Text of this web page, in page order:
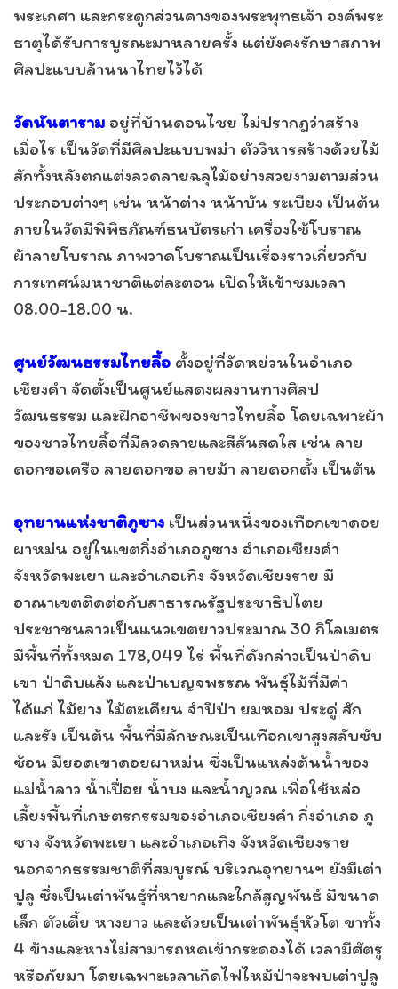
พระเกศา และกระดูกส่วนคางของพระพุทธเจ้า องค์พระ
ธาตุได้รับการบูรณะมาหลายครั้ง แต่ยังคงรักษาสภาพ
ศิลปะแบบล้านนาไทยไว้ได้
วัดนันตาราม อยู่ที่บ้านดอนไชย ไม่ปรากฎว่าสร้าง
เมื่อไร เป็นวัดที่มีศิลปะแบบพม่า ตัววิหารสร้างด้วยไม้
สักทั้งหลังตกแต่งลวดลายฉลุไม้อย่างสวยงามตามส่วน
ประกอบต่างๆ เช่น หน้าต่าง หน้าบัน ระเบียง เป็นต้น
ภายในวัดมีพิพิธภัณฑ์ธนบัตรเก่า เครื่องใช้โบราณ
ผ้าลายโบราณ ภาพวาดโบราณเป็นเรื่องราวเกี่ยวกับ
การเทศน์มหาชาติแต่ละตอน เปิดให้เข้าชมเวลา
08.00-18.00 น.
ศูนย์วัฒนธรรมไทยลื้อ ตั้งอยู่ที่วัดหย่วนในอำเภอ
เชียงคำ จัดตั้งเป็นศูนย์แสดงผลงานทางศิลป
วัฒนธรรม และฝึกอาชีพของชาวไทยลื้อ โดยเฉพาะผ้า
ของชาวไทยลื้อที่มีลวดลายและสีสันสดใส เช่น ลาย
ดอกขอเครือ ลายดอกขอ ลายม้า ลายดอกตั้ง เป็นต้น
อุทยานแห่งชาติภูซาง เป็นส่วนหนึ่งของเทือกเขาดอย
ผาหม่น อยู่ในเขตกิ่งอำเภอภูซาง อำเภอเชียงคำ
จังหวัดพะเยา และอำเภอเทิง จังหวัดเชียงราย มี
อาณาเขตติดต่อกับสาธารณรัฐประชาธิปไตย
ประชาชนลาวเป็นแนวเขตยาวประมาณ 30 กิโลเมตร
มีพื้นที่ทั้งหมด 178,049 ไร่ พื้นที่ดังกล่าวเป็นป่าดิบ
เขา ป่าดิบแล้ง และป่าเบญจพรรณ พันธุ์ไม้ที่มีค่า
ได้แก่ ไม้ยาง ไม้ตะเคียน จำปีป่า ยมหอม ประดู่ สัก
และรัง เป็นต้น พื้นที่มีลักษณะเป็นเทือกเขาสูงสลับซับ
ซ้อน มียอดเขาดอยผาหม่น ซึ่งเป็นแหล่งต้นน้ำของ
แม่น้ำลาว น้ำเปื่อย น้ำบง และน้ำญวณ เพื่อใช้หล่อ
เลี้ยงพื้นที่เกษตรกรรมของอำเภอเชียงคำ กิ่งอำเภอ ภู
ซาง จังหวัดพะเยา และอำเภอเทิง จังหวัดเชียงราย
นอกจากธรรมชาติที่สมบูรณ์ บริเวณอุทยานฯ ยังมีเต่า
ปูลู ซึ่งเป็นเต่าพันธุ์ที่หายากและใกล้สูญพันธ์ มีขนาด
เล็ก ตัวเตี้ย หางยาว และด้วยเป็นเต่าพันธุ์หัวโต ขาทั้ง
4 ข้างและหางไม่สามารถหดเข้ากระดองได้ เวลามีศัตรู
หรือภัยมา โดยเฉพาะเวลาเกิดไฟไหม้ป่าจะพบเต่าปูลู